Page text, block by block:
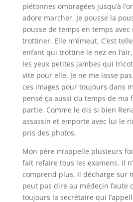
piétonnes ombragées jusqu’à
adore marcher. Je pousse la
pousse de temps en temps avec
trottiner. Elle m’émeut. C’est
enfant qui trottine le nez en
les yeux petites jambes qui
vite pour elle. Je ne me lasse
ces images pour toujours dans
pensé ça aussi du temps de ma
partie. Comme le dis si bien
assassin et emporte avec lui le
pris des photos.
Mon père m’appelle plusieurs
fait refaire tous les examens. Il
comprend plus. Il décharge sur
peut pas dire au médecin faute
toujours la secrétaire qui